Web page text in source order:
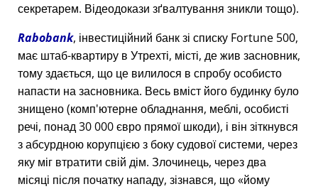
секретарем. Відеодокази зґвалтування зникли тощо).
Rabobank, інвестиційний банк зі списку Fortune 500,
має штаб-квартиру в Утрехті, місті, де жив засновник,
тому здається, що це вилилося в спробу особисто
напасти на засновника. Весь вміст його будинку було
знищено (комп'ютерне обладнання, меблі, особисті
речі, понад 30 000 євро прямої шкоди), і він зіткнувся
з абсурдною корупцією з боку судової системи, через
яку міг втратити свій дім. Злочинець, через два
місяці після початку нападу, зізнався, що йому